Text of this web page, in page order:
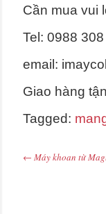
Cần mua vui
Tel: 0988
email:
Giao hàng
Tagged:
← Máy khoan từ